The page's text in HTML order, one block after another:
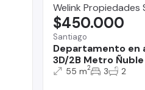
Welink Propiedades
Santiago
Departamento en
3D/2B Metro Ñuble
$450.000
55 m2 3 2